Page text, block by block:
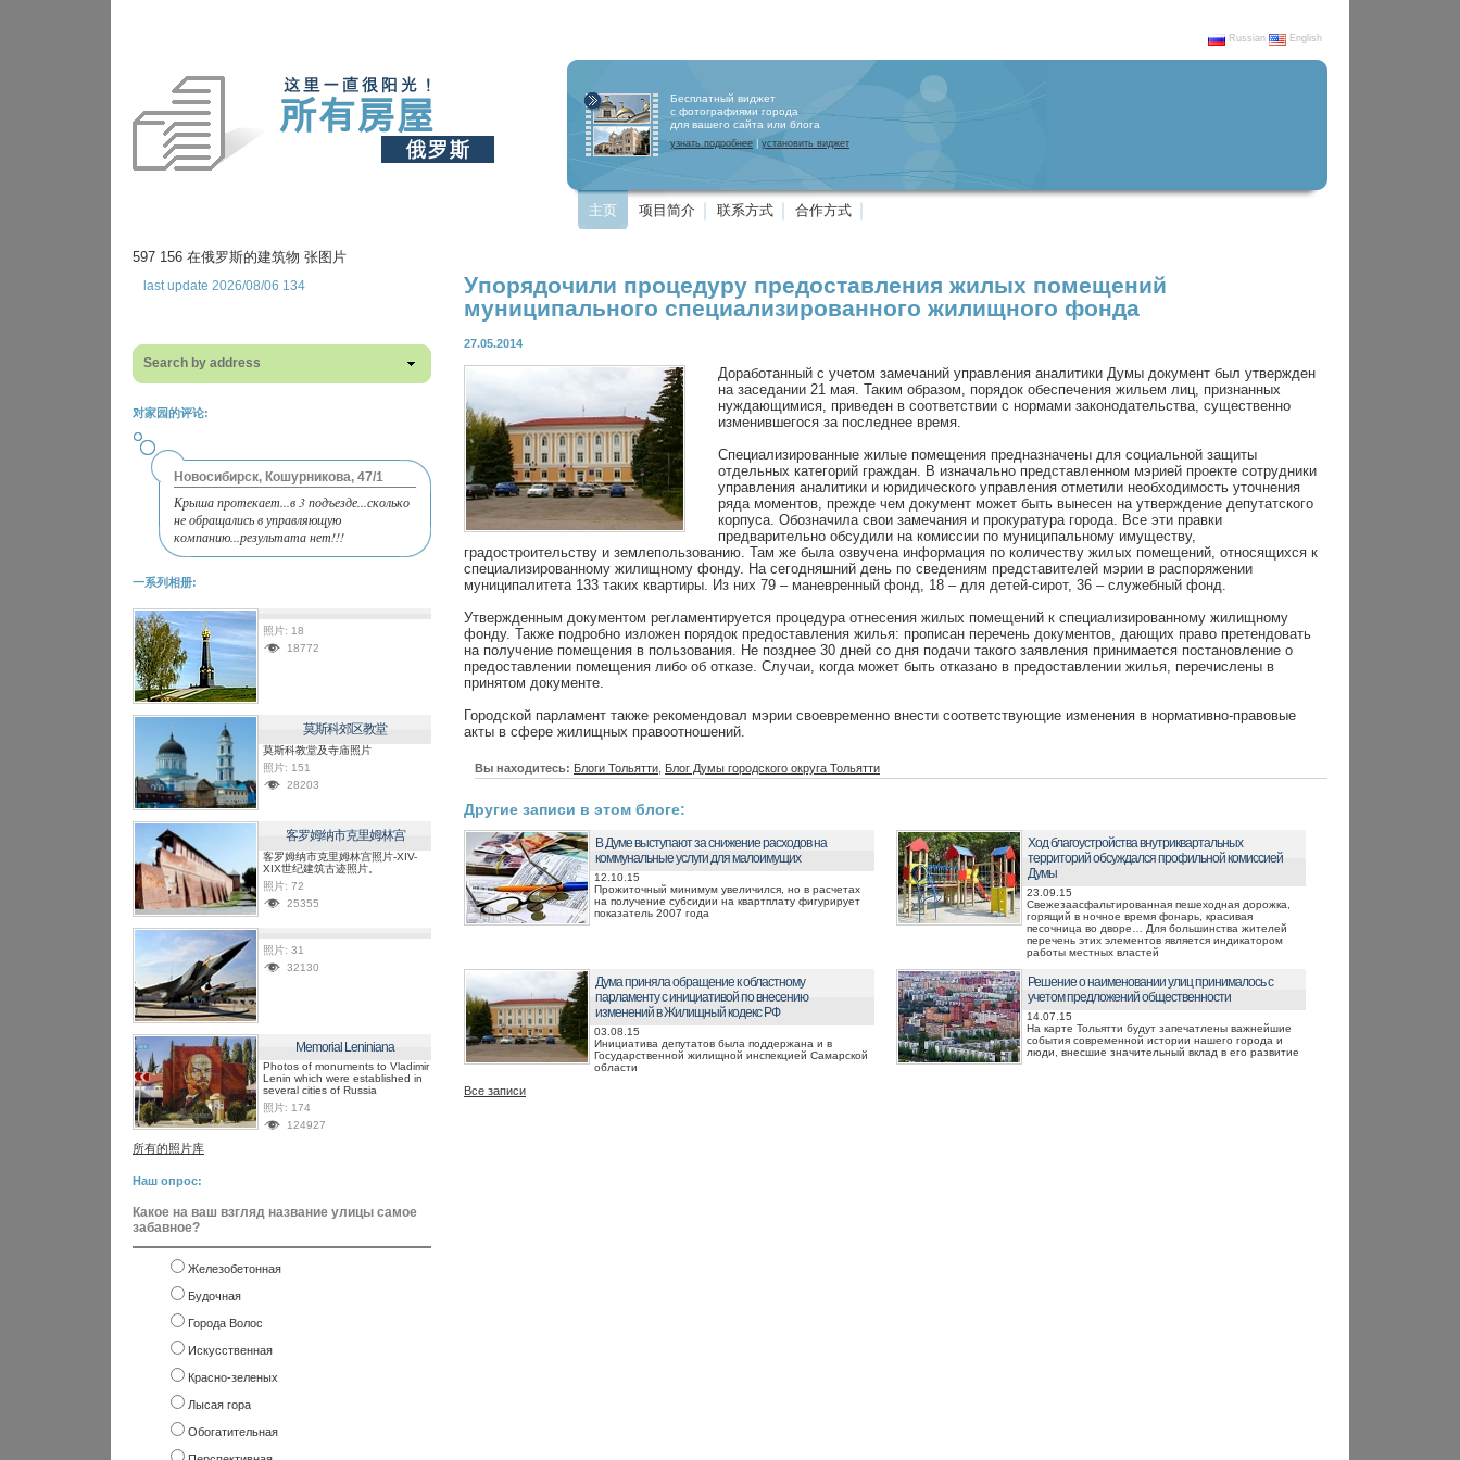
Russian English
Бесплатный виджет
с фотографиями города
для вашего сайта или блога
узнать подробнее установить виджет
主页 项目简介 联系方式 合作方式
597 156 在俄罗斯的建筑物 张图片
last update 2026/08/06 134
Search by address
对家园的评论:
Новосибирск, Кошурникова, 47/1
Крыша протекает...в 3 подъезде...сколько
не обращались в управляющую
компанию...результата нет!!!
一系列相册:
照片: 18
18772
莫斯科郊区教堂
莫斯科教堂及寺庙照片
照片: 151
28203
客罗姆纳市克里姆林宫
客罗姆纳市克里姆林宫照片-XIV-
XIX世纪建筑古迹照片。
照片: 72
25355
照片: 31
32130
Memorial Leniniana
Photos of monuments to Vladimir
Lenin which were established in
several cities of Russia
照片: 174
124927
所有的照片库
Наш опрос:
Какое на ваш взгляд название улицы самое
забавное?
Железобетонная
Будочная
Города Волос
Искусственная
Красно-зеленых
Лысая гора
Обогатительная
Упорядочили процедуру предоставления жилых помещений
муниципального специализированного жилищного фонда
27.05.2014
Доработанный с учетом замечаний управления аналитики Думы документ был утвержден
на заседании 21 мая. Таким образом, порядок обеспечения жильем лиц, признанных
нуждающимися, приведен в соответствии с нормами законодательства, существенно
изменившегося за последнее время.
Специализированные жилые помещения предназначены для социальной защиты
отдельных категорий граждан. В изначально представленном мэрией проекте сотрудники
управления аналитики и юридического управления отметили необходимость уточнения
ряда моментов, прежде чем документ может быть вынесен на утверждение депутатского
корпуса. Обозначила свои замечания и прокуратура города. Все эти правки
предварительно обсудили на комиссии по муниципальному имуществу,
градостроительству и землепользованию. Там же была озвучена информация по количеству жилых помещений, относящихся к
специализированному жилищному фонду. На сегодняшний день по сведениям представителей мэрии в распоряжении
муниципалитета 133 таких квартиры. Из них 79 – маневренный фонд, 18 – для детей-сирот, 36 – служебный фонд.
Утвержденным документом регламентируется процедура отнесения жилых помещений к специализированному жилищному
фонду. Также подробно изложен порядок предоставления жилья: прописан перечень документов, дающих право претендовать
на получение помещения в пользования. Не позднее 30 дней со дня подачи такого заявления принимается постановление о
предоставлении помещения либо об отказе. Случаи, когда может быть отказано в предоставлении жилья, перечислены в
принятом документе.
Городской парламент также рекомендовал мэрии своевременно внести соответствующие изменения в нормативно-правовые
акты в сфере жилищных правоотношений.
Вы находитесь: Блоги Тольятти Блог Думы городского округа Тольятти
Другие записи в этом блоге:
В Думе выступают за снижение расходов на
коммунальные услуги для малоимущих
12.10.15
Прожиточный минимум увеличился, но в расчетах
на получение субсидии на квартплату фигурирует
показатель 2007 года
Ход благоустройства внутриквартальных
территорий обсуждался профильной комиссией
Думы
23.09.15
Свежезаасфальтированная пешеходная дорожка,
горящий в ночное время фонарь, красивая
песочница во дворе… Для большинства жителей
перечень этих элементов является индикатором
работы местных властей
Дума приняла обращение к областному
парламенту с инициативой по внесению
изменений в Жилищный кодекс РФ
03.08.15
Инициатива депутатов была поддержана и в
Государственной жилищной инспекцией Самарской
области
Решение о наименовании улиц принималось с
учетом предложений общественности
14.07.15
На карте Тольятти будут запечатлены важнейшие
события современной истории нашего города и
люди, внесшие значительный вклад в его развитие
Все записи